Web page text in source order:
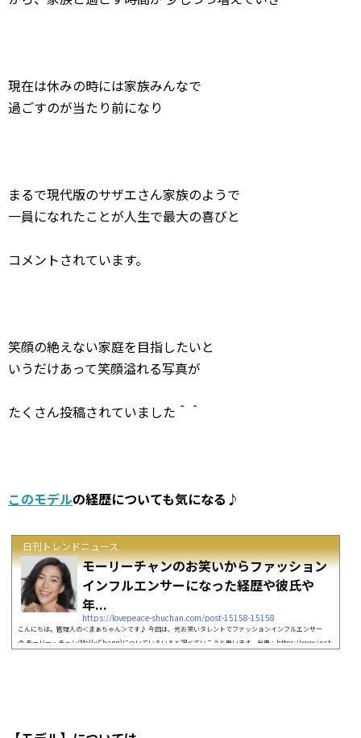
現在は休みの時には家族みんなで
過ごすのが当たり前になり
まるで現代版のサザエさん家族のようで
一員になれたことが人生で最大の喜びと
コメントされています。
笑顔の絶えない家庭を目指したいと
いうだけあって笑顔溢れる写真が
たくさん投稿されていました＾＾
このモデルの経歴についても気になる♪
日刊トレンドニュース
モーリーチャンのお笑いからファッション
インフルエンサーになった経歴や彼氏や
年...
https://lovepeace-shuchan.com/post-15158-15158
こんにちは。管理人の＜まぁちゃん＞です♪ 今回は、元お笑いタレントでファッションインフルエンサー
の モーリー・チャン(Molly Chang)についていろいろと調べていこうと思います。出典：https://www.inst